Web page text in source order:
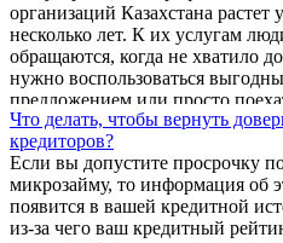
какие варианты доступны для
граждан Казахстана.
организаций Казахстана растет
несколько лет. К их услугам
обращаются, когда не хватило
нужно воспользоваться
предложением или просто
Что делать, чтобы вернуть
кредиторов?
Если вы допустите просрочку
микрозайму, то информация об
появится в вашей кредитной
из-за чего ваш кредитный